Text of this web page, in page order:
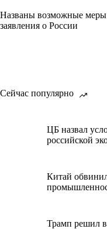
Названы возможные
заявления о России
Сейчас популярно
ЦБ назвал
российской
Китай
Трамп решил